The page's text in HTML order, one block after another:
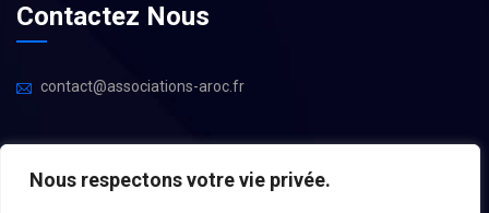
Nous respectons votre vie privée.
Contactez Nous
contact@associations-aroc.fr